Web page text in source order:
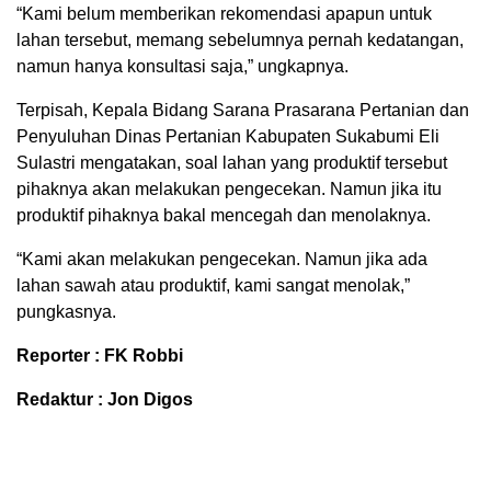
“Kami belum memberikan rekomendasi apapun untuk
lahan tersebut, memang sebelumnya pernah kedatangan,
namun hanya konsultasi saja,” ungkapnya.
Terpisah, Kepala Bidang Sarana Prasarana Pertanian dan
Penyuluhan Dinas Pertanian Kabupaten Sukabumi Eli
Sulastri mengatakan, soal lahan yang produktif tersebut
pihaknya akan melakukan pengecekan. Namun jika itu
produktif pihaknya bakal mencegah dan menolaknya.
“Kami akan melakukan pengecekan. Namun jika ada
lahan sawah atau produktif, kami sangat menolak,”
pungkasnya.
Reporter : FK Robbi
Redaktur : Jon Digos